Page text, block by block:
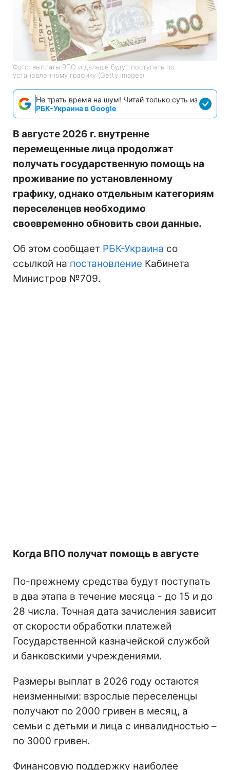
Фото: выплаты ВПО и дальше будут поступать по
установленному графику (Getty Images)
Не трать время на шум! Читай только суть из
РБК-Украина в Google
В августе 2026 г. внутренне
перемещенные лица продолжат
получать государственную помощь на
проживание по установленному
графику, однако отдельным категориям
переселенцев необходимо
своевременно обновить свои данные.
Об этом сообщает РБК-Украина со
ссылкой на постановление Кабинета
Министров №709.
Когда ВПО получат помощь в августе
По-прежнему средства будут поступать
в два этапа в течение месяца - до 15 и до
28 числа. Точная дата зачисления зависит
от скорости обработки платежей
Государственной казначейской службой
и банковскими учреждениями.
Размеры выплат в 2026 году остаются
неизменными: взрослые переселенцы
получают по 2000 гривен в месяц, а
семьи с детьми и лица с инвалидностью –
по 3000 гривен.
Финансовую поддержку наиболее